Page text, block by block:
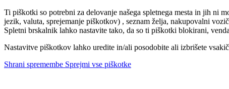
Ti piškotki so potrebni za delovanje našega spletnega mesta in jih ni
jezik, valuta, sprejemanje piškotkov) , seznam želja, nakupovalni
Spletni brskalnik lahko nastavite tako, da so ti piškotki blokirani,
Nastavitve piškotkov lahko uredite in/ali posodobite ali izbrišete
Shrani spremembe Sprejmi vse piškotke